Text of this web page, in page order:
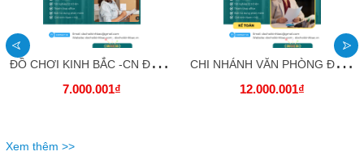
Đ
Ồ CHƠI KINH BẮC -CN ĐÀO VIÊN- TUYỂN DỤNG NHÂN VIÊN KHO HÀNG
7.000.001₫
C
HI NHÁNH VĂN PHÒNG ĐÀO VIÊN SỐ 1 CẦN TUYỂN KẾ TOÁN KHO
12.000.001₫
Xem thêm >>